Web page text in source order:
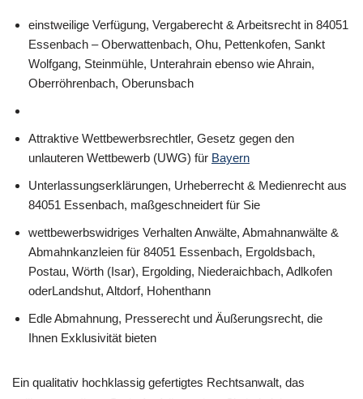
einstweilige Verfügung, Vergaberecht & Arbeitsrecht in 84051
Essenbach – Oberwattenbach, Ohu, Pettenkofen, Sankt
Wolfgang, Steinmühle, Unterahrain ebenso wie Ahrain,
Oberröhrenbach, Oberunsbach
Attraktive Wettbewerbsrechtler, Gesetz gegen den
unlauteren Wettbewerb (UWG) für Bayern
Unterlassungserklärungen, Urheberrecht & Medienrecht aus
84051 Essenbach, maßgeschneidert für Sie
wettbewerbswidriges Verhalten Anwälte, Abmahnanwälte &
Abmahnkanzleien für 84051 Essenbach, Ergoldsbach,
Postau, Wörth (Isar), Ergolding, Niederaichbach, Adlkofen
oderLandshut, Altdorf, Hohenthann
Edle Abmahnung, Presserecht und Äußerungsrecht, die
Ihnen Exklusivität bieten
Ein qualitativ hochklassig gefertigtes Rechtsanwalt, das